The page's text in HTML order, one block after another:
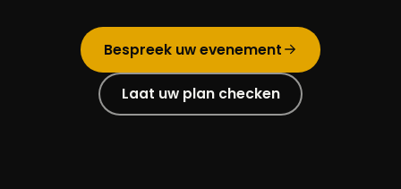
Bespreek uw evenement
Laat uw plan checken